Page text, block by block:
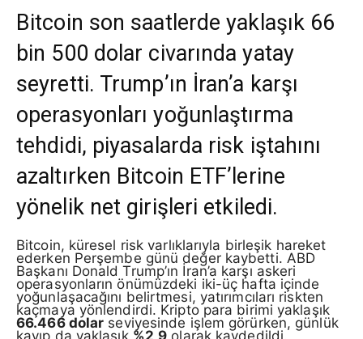
Bitcoin son saatlerde yaklaşık 66
bin 500 dolar civarında yatay
seyretti. Trump’ın İran’a karşı
operasyonları yoğunlaştırma
tehdidi, piyasalarda risk iştahını
azaltırken Bitcoin ETF’lerine
yönelik net girişleri etkiledi.
Bitcoin, küresel risk varlıklarıyla birleşik hareket
ederken Perşembe günü değer kaybetti. ABD
Başkanı Donald Trump’ın İran’a karşı askeri
operasyonların önümüzdeki iki-üç hafta içinde
yoğunlaşacağını belirtmesi, yatırımcıları riskten
kaçmaya yönlendirdi. Kripto para birimi yaklaşık
66.466 dolar seviyesinde işlem görürken, günlük